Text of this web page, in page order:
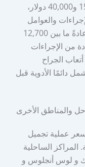
أوسع إلى أن التكاليف قد تقع بين 15,000 و40,000 دولار،
والعوامل
الإقليمية [2]. ويستثمر معظم المرضى عادةً ما بين 12,700
من الإجراءات
أتعاب الجراح
دائمًا الأدوية قبل
والمناطق الأخرى
عملية تجميل
المراكز الساحلية
و لوس أنجلوس و